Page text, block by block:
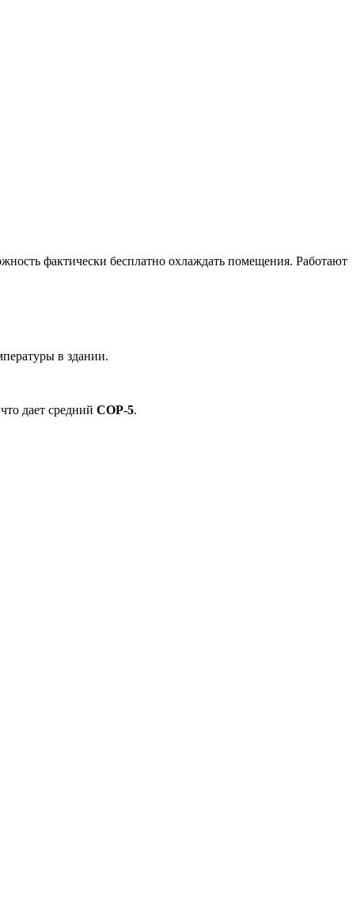
фактически бесплатно охлаждать помещения. Работают
в здании.
дает средний COP-5.